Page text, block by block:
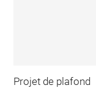
Projet de plafond